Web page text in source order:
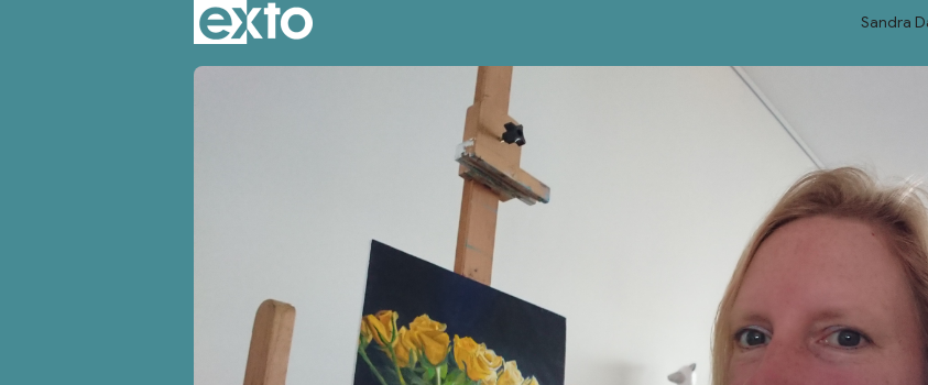
Sandra